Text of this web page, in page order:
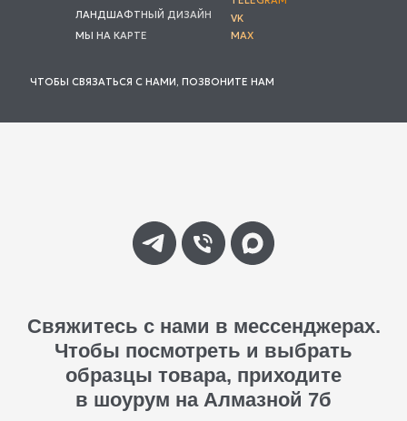
VK
MAX
МЫ НА КАРТЕ
ЛАНДШАФТНЫЙ ДИЗАЙН
ЧТОБЫ СВЯЗАТЬСЯ С НАМИ, ПОЗВОНИТЕ НАМ
Свяжитесь с нами в мессенджерах.
Чтобы посмотреть и выбрать
образцы товара, приходите
в шоурум на Алмазной 7б